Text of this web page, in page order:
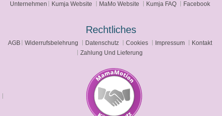
Unternehmen Kumja Website MaMo Website Kumja FAQ Facebook
Rechtliches
AGB Widerrufsbelehrung Datenschutz Cookies Impressum
Kontakt
Zahlung Und Lieferung